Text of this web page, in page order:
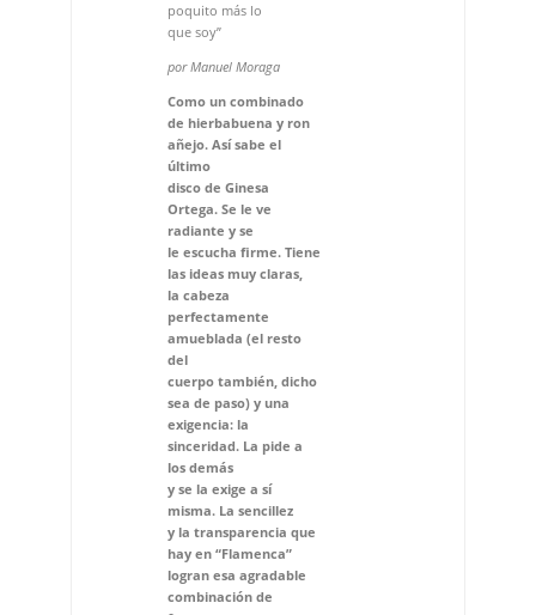
poquito más lo
que soy”
por Manuel Moraga
Como un combinado
de hierbabuena y ron
añejo. Así sabe el
último
disco de Ginesa
Ortega. Se le ve
radiante y se
le escucha firme. Tiene
las ideas muy claras,
la cabeza
perfectamente
amueblada (el resto
del
cuerpo también, dicho
sea de paso) y una
exigencia: la
sinceridad. La pide a
los demás
y se la exige a sí
misma. La sencillez
y la transparencia que
hay en “Flamenca”
logran esa agradable
combinación de